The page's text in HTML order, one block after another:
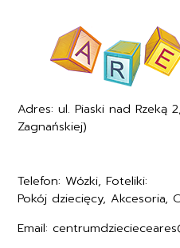
Adres: ul. Piaski nad Rzeką
Zagnańskiej)
Telefon: Wózki, Foteliki:
Pokój dziecięcy, Akcesoria,
Email: